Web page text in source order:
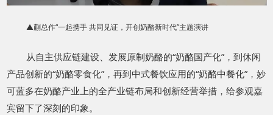
▲蒯总作“一起携手 共同见证，开创奶酪新时代”主题演讲
从自主供应链建设、发展原制奶酪的“奶酪国产化”，到休闲
产品创新的“奶酪零食化”，再到中式餐饮应用的“奶酪中餐化”，妙
可蓝多在奶酪产业上的全产业链布局和创新经营举措，给参观嘉
宾留下了深刻的印象。